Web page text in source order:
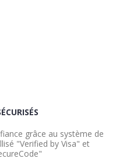
grâce au système de
"Verified by Visa" et